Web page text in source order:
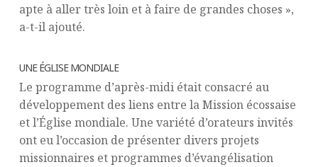
apte à aller très loin et à faire de grandes choses »,
a-t-il ajouté.
UNE ÉGLISE MONDIALE
Le programme d’après-midi était consacré au
développement des liens entre la Mission écossaise
et l’Église mondiale. Une variété d’orateurs invités
ont eu l’occasion de présenter divers projets
missionnaires et programmes d’évangélisation